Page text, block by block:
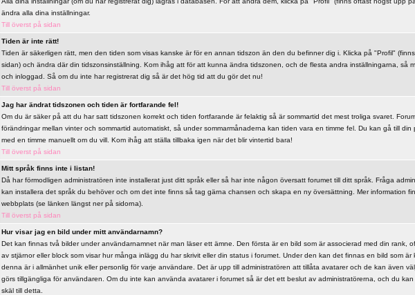
ändra alla dina inställningar.
Till överst på sidan
Tiden är inte rätt!
Tiden är säkerligen rätt, men den tiden som visas kanske är för en annan tidszon än den du befinner dig i. Klicka på "Profil"
sidan) och ändra där din tidszonsinställning. Kom ihåg att för att kunna ändra tidszonen, och de flesta andra inställningarna, så
och inloggad. Så om du inte har registrerat dig så är det hög tid att du gör det nu!
Till överst på sidan
Jag har ändrat tidszonen och tiden är fortfarande fel!
Om du är säker på att du har satt tidszonen korrekt och tiden fortfarande är felaktig så är sommartid det mest troliga svaret.
förändringar mellan vinter och sommartid automatiskt, så under sommarmånaderna kan tiden vara en timme fel. Du kan gå till din
med en timme manuellt om du vill. Kom ihåg att ställa tillbaka igen när det blir vintertid bara!
Till överst på sidan
Mitt språk finns inte i listan!
Då har förmodligen administratören inte installerat just ditt språk eller så har inte någon översatt forumet till ditt språk. Fråga
kan installera det språk du behöver och om det inte finns så tag gärna chansen och skapa en ny översättning. Mer information
webbplats (se länken längst ner på sidorna).
Till överst på sidan
Hur visar jag en bild under mitt användarnamn?
Det kan finnas två bilder under användarnamnet när man läser ett ämne. Den första är en bild som är associerad med din rank,
av stjärnor eller block som visar hur många inlägg du har skrivit eller din status i forumet. Under den kan det finnas en bild som är
denna är i allmänhet unik eller personlig för varje användare. Det är upp till administratören att tillåta avatarer och de kan även
görs tillgängliga för användaren. Om du inte kan använda avatarer i forumet så är det ett beslut av administratörerna, och du
skäl till detta.